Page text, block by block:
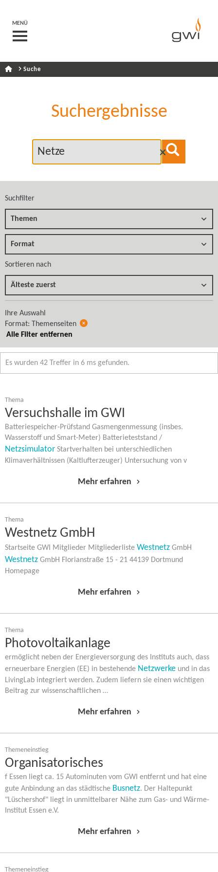
MENÜ
Suche
Suchergebnisse
Suchfilter
Themen
Format
Sortieren nach
Älteste zuerst
Ihre Auswahl
Format: Themenseiten
Alle Filter entfernen
Es wurden 42 Treffer in 6 ms gefunden.
Thema
Versuchshalle im GWI
Batteriespeicher-​Prüfstand Gasmengenmessung (insbes.
Wasserstoff und Smart-​Meter) Batterieteststand /
Netzsimulator Startverhalten bei unterschiedlichen
Klimaverhältnissen (Kaltlufterzeuger) Untersuchung von v
Mehr erfahren
Thema
Westnetz GmbH
Startseite GWI Mitglieder Mitgliederliste Westnetz GmbH
Westnetz GmbH Florianstraße 15 - 21 44139 Dortmund
Homepage
Mehr erfahren
Thema
Photovoltaikanlage
ermöglicht neben der Energieversorgung des Instituts auch, dass
erneuerbare Energien (EE) in bestehende Netzwerke und in das
LivingLab integriert werden. Zudem liefern sie einen wichtigen
Beitrag zur wissenschaftlichen …
Mehr erfahren
Themeneinstieg
Organisatorisches
f Essen liegt ca. 15 Autominuten vom GWI entfernt und hat eine
gute Anbindung an das städtische Busnetz. Der Haltepunkt
"Lüschershof" liegt in unmittelbarer Nähe zum Gas- und Wärme-​
Institut Essen e.V.
Mehr erfahren
Themeneinstieg